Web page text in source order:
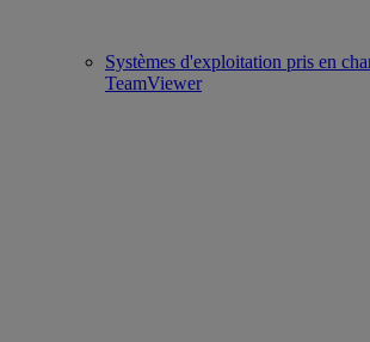
Systèmes d'exploitation pris en
TeamViewer